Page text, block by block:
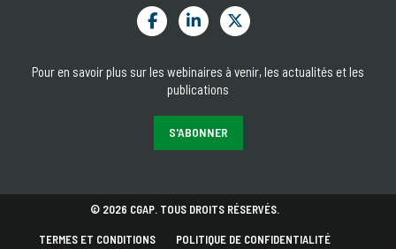
Pour en savoir plus sur les webinaires à venir, les actualités et les
publications
S'ABONNER
© 2026 CGAP. TOUS DROITS RÉSERVÉS.
TERMES ET CONDITIONS POLITIQUE DE CONFIDENTIALITÉ